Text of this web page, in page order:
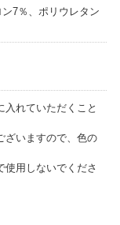
7％、ポリウレタン
れていただくこと
ざいますので、色の
使用しないでくださ